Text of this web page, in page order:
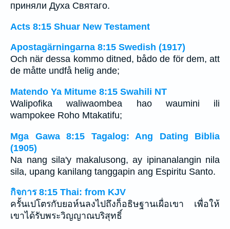
приняли Духа Святаго.
Acts 8:15 Shuar New Testament
Apostagärningarna 8:15 Swedish (1917)
Och när dessa kommo ditned, bådo de för dem, att
de måtte undfå helig ande;
Matendo Ya Mitume 8:15 Swahili NT
Walipofika waliwaombea hao waumini ili
wampokee Roho Mtakatifu;
Mga Gawa 8:15 Tagalog: Ang Dating Biblia
(1905)
Na nang sila'y makalusong, ay ipinanalangin nila
sila, upang kanilang tanggapin ang Espiritu Santo.
กิจการ 8:15 Thai: from KJV
ครั้นเปโตรกับยอห์นลงไปถึงก็อธิษฐานเผื่อเขา เพื่อให้
เขาได้รับพระวิญญาณบริสุทธิ์